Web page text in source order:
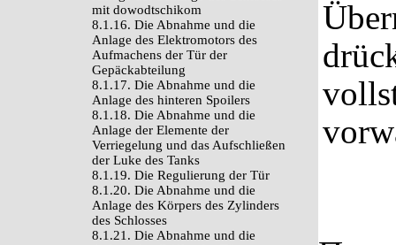
mit dowodtschikom
8.1.16. Die Abnahme und die
Anlage des Elektromotors des
Aufmachens der Tür der
Gepäckabteilung
8.1.17. Die Abnahme und die
Anlage des hinteren Spoilers
8.1.18. Die Abnahme und die
Anlage der Elemente der
Verriegelung und das Aufschließen
der Luke des Tanks
8.1.19. Die Regulierung der Tür
8.1.20. Die Abnahme und die
Anlage des Körpers des Zylinders
des Schlosses
8.1.21. Die Abnahme und die